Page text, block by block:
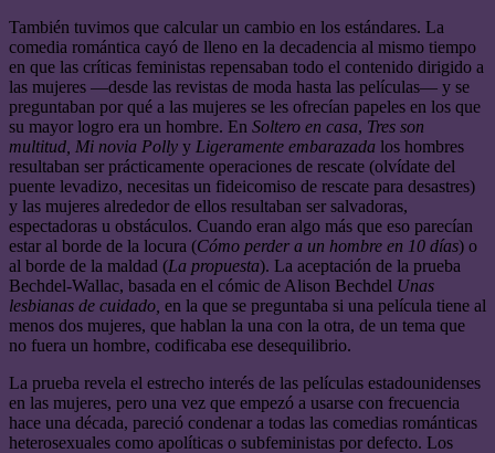
También tuvimos que calcular un cambio en los estándares. La
comedia romántica cayó de lleno en la decadencia al mismo tiempo
en que las críticas feministas repensaban todo el contenido dirigido a
las mujeres —desde las revistas de moda hasta las películas— y se
preguntaban por qué a las mujeres se les ofrecían papeles en los que
su mayor logro era un hombre. En Soltero en casa, Tres son
multitud, Mi novia Polly y Ligeramente embarazada los hombres
resultaban ser prácticamente operaciones de rescate (olvídate del
puente levadizo, necesitas un fideicomiso de rescate para desastres)
y las mujeres alrededor de ellos resultaban ser salvadoras,
espectadoras u obstáculos. Cuando eran algo más que eso parecían
estar al borde de la locura (Cómo perder a un hombre en 10 días) o
al borde de la maldad (La propuesta). La aceptación de la prueba
Bechdel-Wallac, basada en el cómic de Alison Bechdel Unas
lesbianas de cuidado, en la que se preguntaba si una película tiene al
menos dos mujeres, que hablan la una con la otra, de un tema que
no fuera un hombre, codificaba ese desequilibrio.
La prueba revela el estrecho interés de las películas estadounidenses
en las mujeres, pero una vez que empezó a usarse con frecuencia
hace una década, pareció condenar a todas las comedias románticas
heterosexuales como apolíticas o subfeministas por defecto. Los